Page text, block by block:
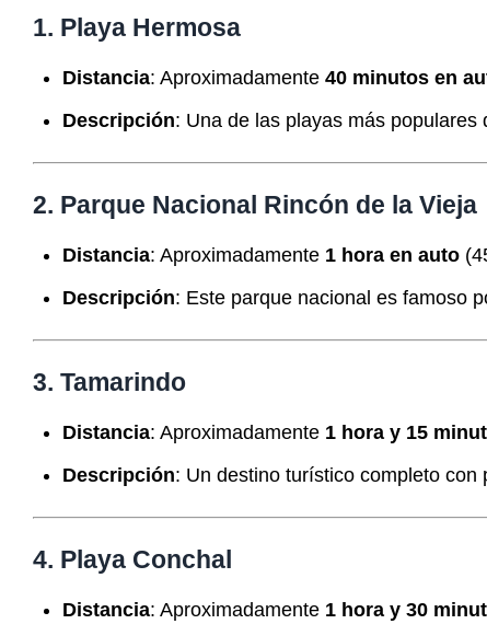
1. Playa Hermosa
Distancia: Aproximadamente 40 minutos en
Descripción: Una de las playas más
2. Parque Nacional Rincón de la Vieja
Distancia: Aproximadamente 1 hora en auto
Descripción: Este parque nacional es famoso
3. Tamarindo
Distancia: Aproximadamente 1 hora y 15
Descripción: Un destino turístico completo
4. Playa Conchal
Distancia: Aproximadamente 1 hora y 30